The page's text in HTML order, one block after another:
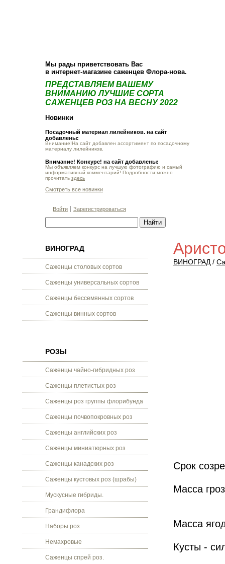
Мы рады приветствовать Вас
в интернет-магазине саженцев Флора-нова.
ПРЕДСТАВЛЯЕМ ВАШЕМУ
ВНИМАНИЮ ЛУЧШИЕ СОРТА
САЖЕНЦЕВ РОЗ НА ВЕСНУ 2022
Новинки
Посадочный материал лилейников. на сайт
добавлены:
Внимание!На сайт добавлен ассортимент по посадочному
материалу лилейников.
Внимание! Конкурс! на сайт добавлены:
Мы объявляем конкурс на лучшую фотографию и самый
информативный комментарий! Подробности можно
прочитать здесь
Смотреть все новинки
Войти Зарегистрироваться
ВИНОГРАД
Саженцы столовых сортов
Саженцы универсальных сортов
Саженцы бессемянных сортов
Саженцы винных сортов
РОЗЫ
Саженцы чайно-гибридных роз
Саженцы плетистых роз
Саженцы роз группы флорибунда
Саженцы почвопокровных роз
Саженцы английских роз
Саженцы миниатюрных роз
Саженцы канадских роз
Саженцы кустовых роз (шрабы)
Мускусные гибриды.
Грандифлора
Наборы роз
Немахровые
Саженцы спрей роз.
ВИНОГРАД /
Срок
Масса
Масса
Кусты -